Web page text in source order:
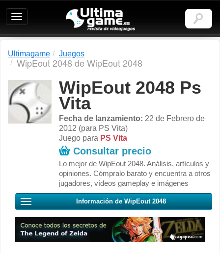
Ultimagame:
Revista
de
Ultimagame Juegos
WipEout 2048 de WipEout 2048
WipEout 2048 Ps
Vita
Fecha de lanzamiento: 22 de Febrero de
2012 (para PS Vita)
Juego para PS Vita
Consultar precio
Lo mejor de WipEout 2048. Análisis, artículos y
opiniones. Cómpralo barato y encuentra a otros
jugadores, vídeos gameplay e imágenes
Información de WipEout 2048